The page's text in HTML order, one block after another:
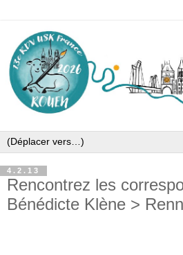
4.2.13
Rencontrez les
Bénédicte Klène >